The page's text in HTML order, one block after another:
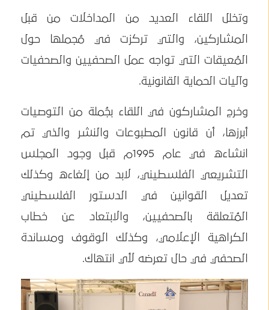
وتخلل اللقاء العديد من المداخلات من قبل
المشاركين، والتي تركزت في مُجملها حول
المُعيقات التي تواجه عمل الصحفيين والصحفيات
وآليات الحماية القانونية.
وخرج المشاركون في اللقاء بجُملة من التوصيات
أبرزها، أن قانون المطبوعات والنشر والذي تم
انشاءه في عام 1995م قبل وجود المجلس
التشريعي الفلسطيني، لابد من إلغاءه وكذلك
تعديل القوانين في الدستور الفلسطيني
المُتعلقة بالصحفيين، والابتعاد عن خطاب
الكراهية الإعلامي، وكذلك الوقوف ومساندة
الصحفي في حال تعرضه لأي انتهاك.